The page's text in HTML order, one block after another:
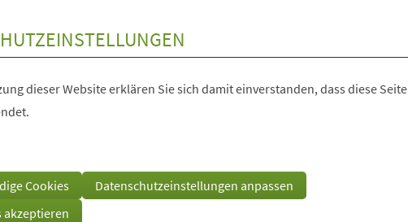
dieser Website erklären Sie sich damit einverstanden, dass diese Seite
Cookies
Datenschutzeinstellungen anpassen
akzeptieren